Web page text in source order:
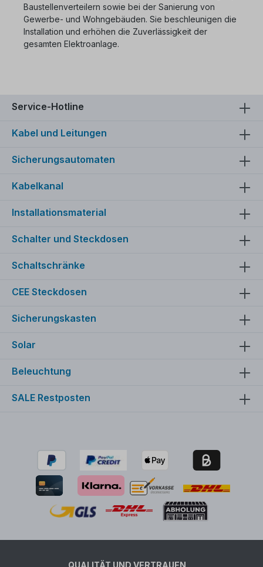
Baustellenverteilern sowie bei der Sanierung von
Gewerbe- und Wohngebäuden. Sie beschleunigen die
Installation und erhöhen die Zuverlässigkeit der
gesamten Elektroanlage.
Service-Hotline
Kabel und Leitungen
Sicherungsautomaten
Kabelkanal
Installationsmaterial
Schalter und Steckdosen
Schaltschränke
CEE Steckdosen
Sicherungskasten
Solar
Beleuchtung
SALE Restposten
QUALITÄT UND VERTRAUEN